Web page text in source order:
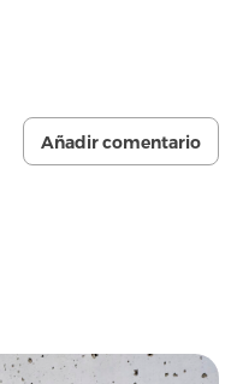
Añadir comentario